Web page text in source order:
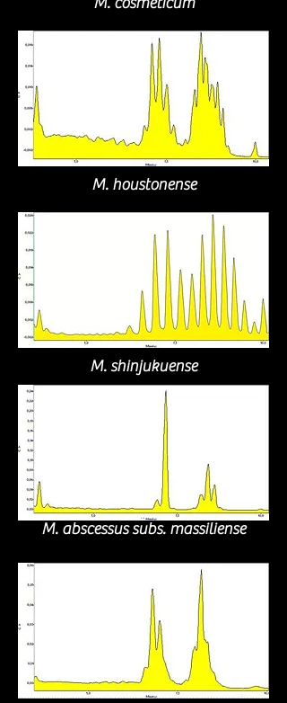
M. houstonense
M. shinjukuense
M. abscessus subs. massiliense